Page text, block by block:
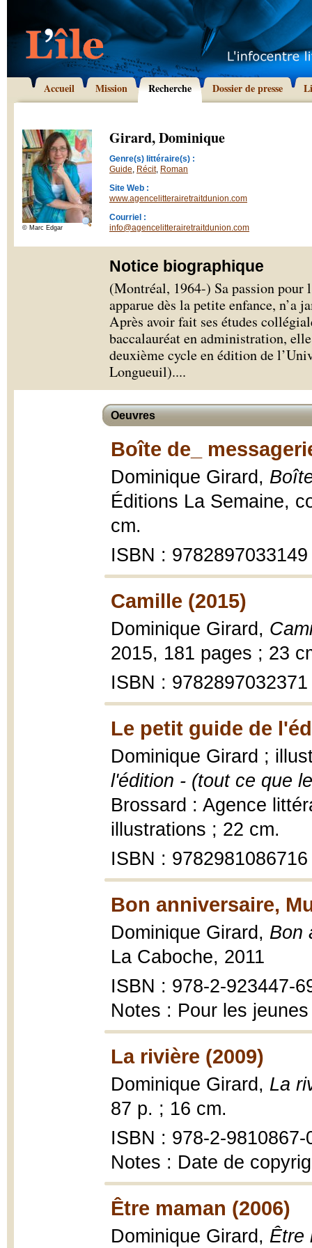
Accueil Mission Recherche Dossier de presse
© Marc Edgar
Girard, Dominique
Genre(s) littéraire(s) :
Guide, Récit, Roman
Site Web :
www.agencelitterairetraitdunion.com
Courriel :
info@agencelitterairetraitdunion.com
Notice biographique
(Montréal, 1964-) Sa passion pour
apparue dès la petite enfance,
Après avoir fait ses études
baccalauréat en administration,
deuxième cycle en édition de
Longueuil)....
Oeuvres
Boîte de_
Dominique Girard,
Éditions La Semaine,
cm.
ISBN : 9782897033149
Camille (2015)
Dominique Girard,
2015, 181 pages ; 23
ISBN : 9782897032371
Le petit guide de
Dominique Girard ;
l'édition - (tout ce que
Brossard : Agence
illustrations ; 22 cm.
ISBN : 9782981086716
Bon anniversaire,
Dominique Girard, Bon
La Caboche, 2011
ISBN : 978-2-923447-
Notes : Pour les
La rivière (2009)
Dominique Girard, La
87 p. ; 16 cm.
ISBN : 978-2-9810867-
Notes : Date de
Être maman (2006)
Dominique Girard, Être